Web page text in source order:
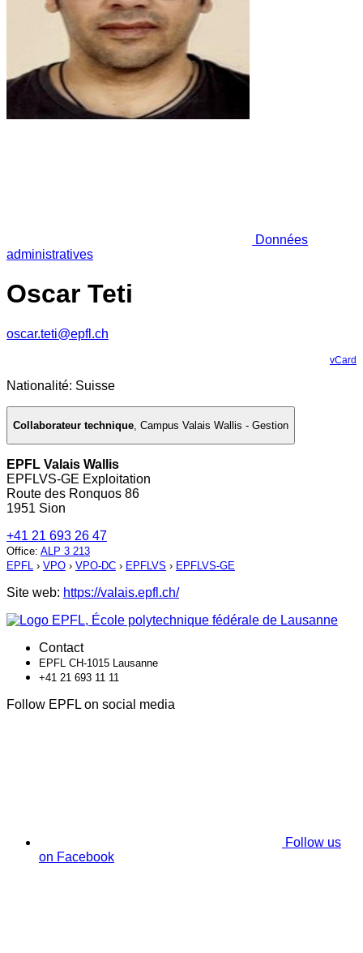
Données
administratives
Oscar Teti
oscar.teti@epfl.ch
vCard
Nationalité: Suisse
Collaborateur technique, Campus Valais Wallis - Gestion
EPFL Valais Wallis
EPFLVS-GE Exploitation
Route des Ronquos 86
1951 Sion
+41 21 693 26 47
Office: ALP 3 213
EPFL › VPO › VPO-DC › EPFLVS › EPFLVS-GE
Site web: https://valais.epfl.ch/
Contact
EPFL CH-1015 Lausanne
+41 21 693 11 11
Follow EPFL on social media
Follow us
on Facebook